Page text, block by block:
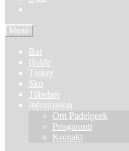
Menu
Bat
Bolde
Tasker
Sko
Tilbehør
Information
Om Padelgeek
Prisgaranti
Kontakt